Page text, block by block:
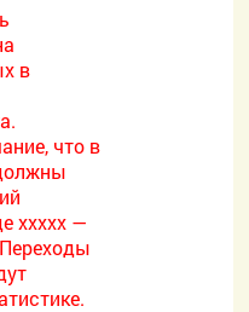
в
что в
xxxxx —